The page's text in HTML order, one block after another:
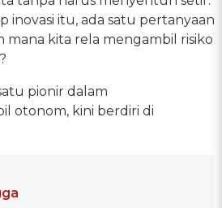
inovasi itu, ada satu pertanyaan
mana kita rela mengambil risiko
pionir dalam
otonom, kini berdiri di